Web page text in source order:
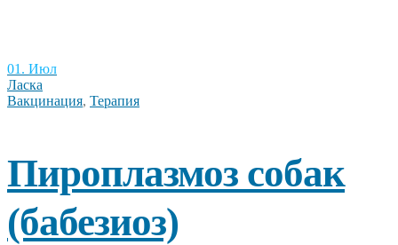
01. Июл
Ласка
Вакцинация, Терапия
Пироплазмоз собак
(бабезиоз)